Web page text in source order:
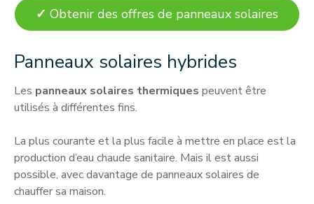
✓ Obtenir des offres de panneaux solaires
Panneaux solaires hybrides
Les panneaux solaires thermiques peuvent être
utilisés à différentes fins.
La plus courante et la plus facile à mettre en place est la
production d’eau chaude sanitaire. Mais il est aussi
possible, avec davantage de panneaux solaires de
chauffer sa maison.